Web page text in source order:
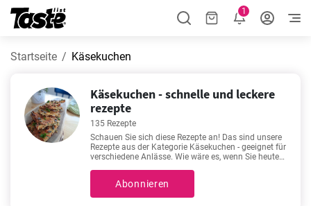
1
Startseite Käsekuchen
Käsekuchen - schnelle und leckere
rezepte
135 Rezepte
Schauen Sie sich diese Rezepte an! Das sind unsere
Rezepte aus der Kategorie Käsekuchen - geeignet für
verschiedene Anlässe. Wie wäre es, wenn Sie heute
Zubereitungszeit finden Sie unter jedem Rezept.
Außerdem sehen Sie, wie viele Portionen Sie mit der
Abonnieren